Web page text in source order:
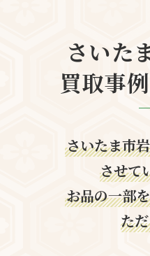
さいた
買取事
さいたま市
させて
お品の一部
た